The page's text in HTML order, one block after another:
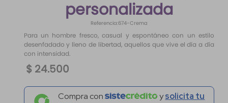
personalizada
Referencia:674-Crema
Para un hombre fresco, casual y espontáneo con un estilo
desenfadado y lleno de libertad, aquellos que vive el día a día
con intensidad.
$ 24.500
Compra con ysolicita tu